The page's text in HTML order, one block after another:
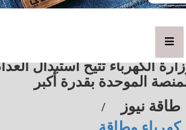
الكهرباء تتيح استبدال
الموحدة بقدرة أكبر
طاقة نيوز /